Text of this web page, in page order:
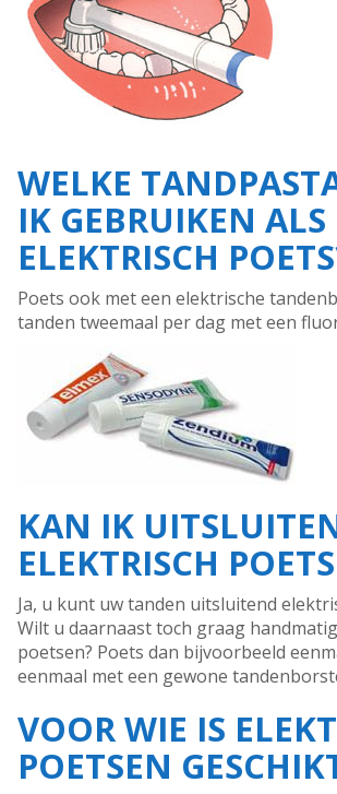
WELKE
IK GEBRUIKEN
ELEKTRISCH
Poets ook met een elektrische
tanden tweemaal per dag met een
KAN IK
ELEKTRISCH
Ja, u kunt uw tanden uitsluitend
Wilt u daarnaast toch graag
poetsen? Poets dan bijvoorbeeld
eenmaal met een gewone
VOOR WIE IS
POETSEN